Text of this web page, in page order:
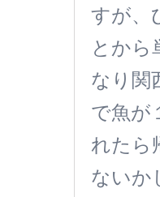
すが、
とから
なり関
で魚が
れたら
ないか